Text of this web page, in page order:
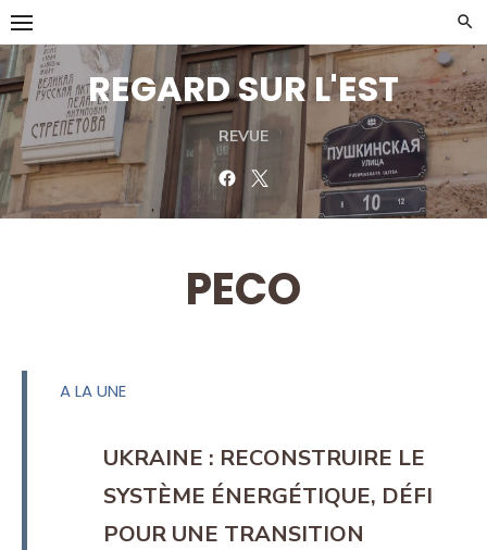
Skip
to
content
REGARD SUR L'EST
REVUE
FacebookTwitter
PECO
A LA UNE
UKRAINE : RECONSTRUIRE LE
SYSTÈME ÉNERGÉTIQUE, DÉFI
POUR UNE TRANSITION